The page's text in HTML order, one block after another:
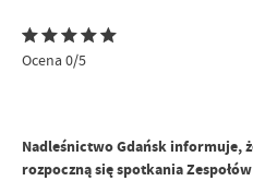
Ocena 0/5
Nadleśnictwo Gdańsk informuje,
rozpoczną się spotkania